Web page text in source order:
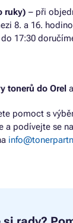
ruky) – při
8. a 16.
17:30
tonerů do Orel
pomoct s
a podívejte se